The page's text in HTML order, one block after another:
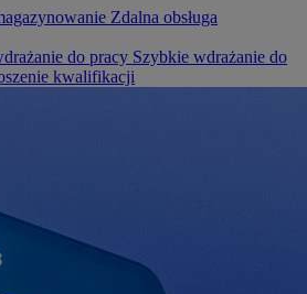
Zdalna obsługa
do pracy Szybkie wdrażanie do
kwalifikacji